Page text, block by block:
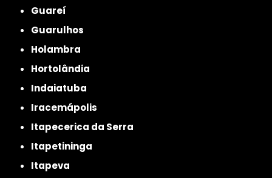
Guareí
Guarulhos
Holambra
Hortolândia
Indaiatuba
Iracemápolis
Itapecerica da Serra
Itapetininga
Itapeva